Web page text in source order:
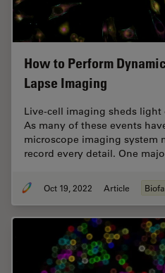
How to Perform
Lapse Imaging
Live-cell imaging sheds
As many of these events
microscope imaging system
record every detail. One
Oct 19, 2022 Article